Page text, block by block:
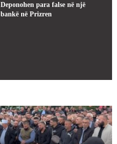
Deponohen para false në një
bankë në Prizren